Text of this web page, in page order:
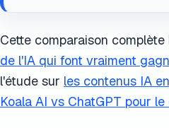
Cette comparaison
de l'IA qui font vraiment
l'étude sur les contenus IA
Koala AI vs ChatGPT pour le